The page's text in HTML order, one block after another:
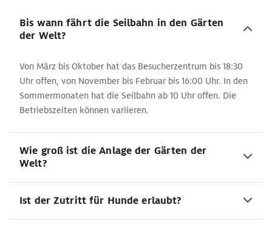
Bis wann fährt die Seilbahn in den Gärten
der Welt?
Von März bis Oktober hat das Besucherzentrum bis 18:30
Uhr offen, von November bis Februar bis 16:00 Uhr. In den
Sommermonaten hat die Seilbahn ab 10 Uhr offen. Die
Betriebszeiten können variieren.
Wie groß ist die Anlage der Gärten der
Welt?
Ist der Zutritt für Hunde erlaubt?